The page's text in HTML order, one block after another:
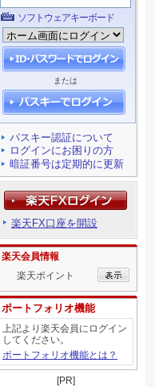
ソフトウェアキーボード
または
パスキー認証について
ログインにお困りの方
暗証番号は定期的に更新
楽天FX口座を開設
楽天会員情報
楽天ポイント
ポートフォリオ機能
上記より楽天会員にログイン
してください。
ポートフォリオ機能とは？
[PR]